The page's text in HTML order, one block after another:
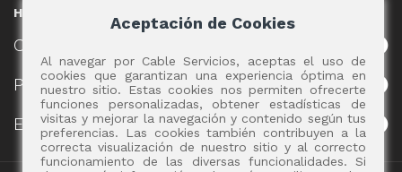
Horario
CABLE
POLÍTICAS
EVENTOS
Aceptación de Cookies
Al navegar por Cable Servicios, aceptas el uso de
cookies que garantizan una experiencia óptima en
nuestro sitio. Estas cookies nos permiten ofrecerte
funciones personalizadas, obtener estadísticas de
visitas y mejorar la navegación y contenido según tus
preferencias. Las cookies también contribuyen a la
correcta visualización de nuestro sitio y al correcto
funcionamiento de las diversas funcionalidades. Si